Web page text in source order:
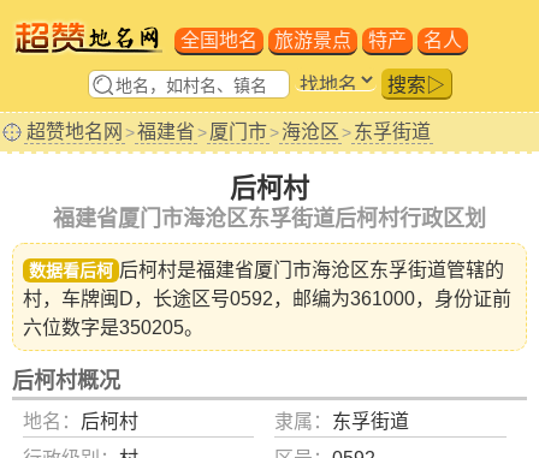
全国地名 旅游景点 特产 名人
搜索▷
超赞地名网 >福建省>厦门市>海沧区 >东孚街道
后柯村
福建省厦门市海沧区东孚街道后柯村行政区划
数据看后柯 后柯村是福建省厦门市海沧区东孚街道管辖的
村，车牌闽D，长途区号0592，邮编为361000，身份证前
六位数字是350205。
后柯村概况
地名： 后柯村 隶属： 东孚街道